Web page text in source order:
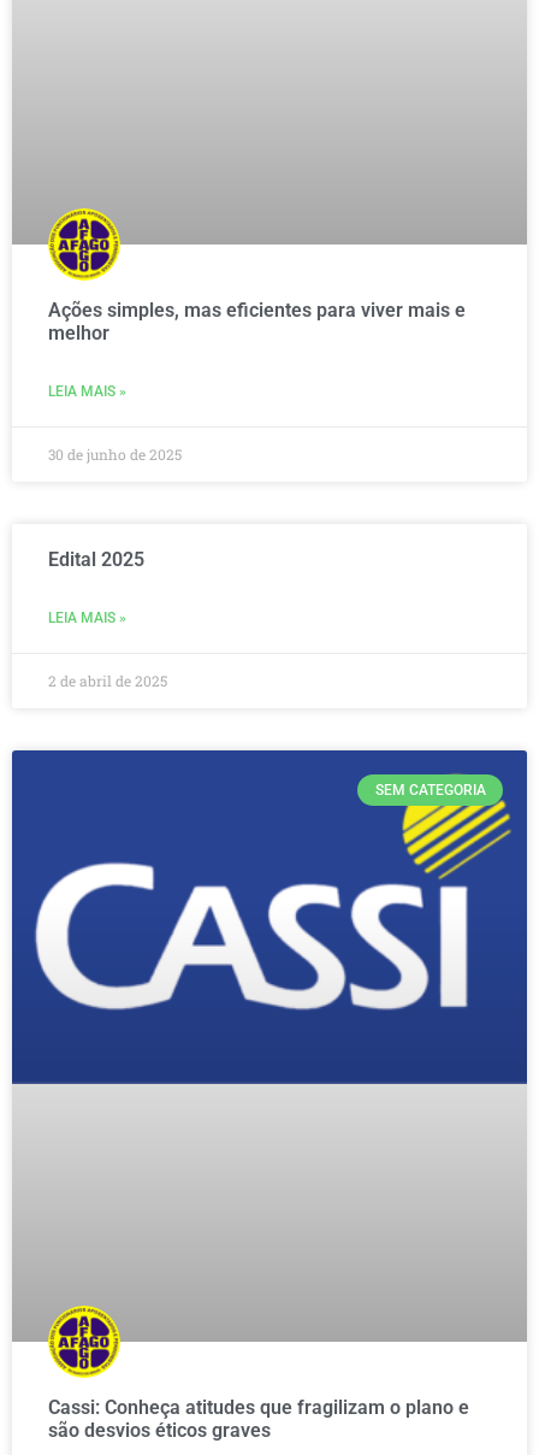
Ações simples, mas eficientes para viver mais e
melhor
LEIA MAIS »
30 de junho de 2025
Edital 2025
LEIA MAIS »
2 de abril de 2025
SEM CATEGORIA
Cassi: Conheça atitudes que fragilizam o plano e
são desvios éticos graves